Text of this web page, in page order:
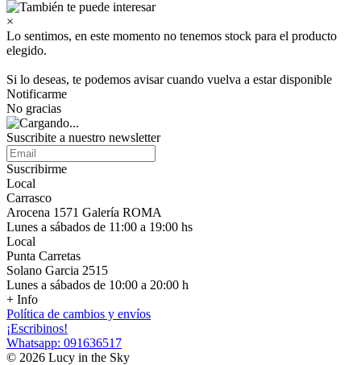
×
Lo sentimos, en este momento no tenemos stock para el producto
elegido.
Si lo deseas, te podemos avisar cuando vuelva a estar disponible
Notificarme
No gracias
Suscribite a nuestro newsletter
Suscribirme
Local
Carrasco
Arocena 1571 Galería ROMA
Lunes a sábados de 11:00 a 19:00 hs
Local
Punta Carretas
Solano Garcia 2515
Lunes a sábados de 10:00 a 20:00 h
+ Info
Política de cambios y envíos
¡Escribinos!
Whatsapp: 091636517
© 2026 Lucy in the Sky